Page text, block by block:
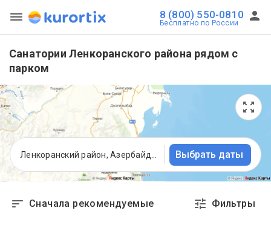
8 (800) 550-0810
Бесплатно по России
Санатории Ленкоранского района рядом с
парком
Выбрать даты
Сначала рекомендуемые Фильтры